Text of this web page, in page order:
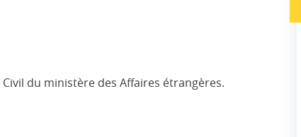
Civil du ministère des Affaires étrangères.